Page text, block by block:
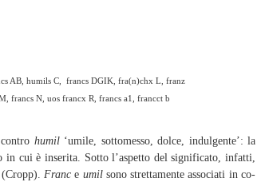
AB, humils C, francs DGIK, fra(n)chx L, franz
a1, francct b
humil‘umile, sottomesso, dolce, indulgente’: la
in cui è inserita. Sotto l’aspetto del significato, infatti,
(Cropp). France umil sono strettamente associati in co-